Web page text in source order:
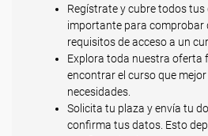
Regístrate y cubre todos tus
importante para comprobar
requisitos de acceso a un
Explora toda nuestra oferta
encontrar el curso que
necesidades.
Solicita tu plaza y envía tu
confirma tus datos. Esto